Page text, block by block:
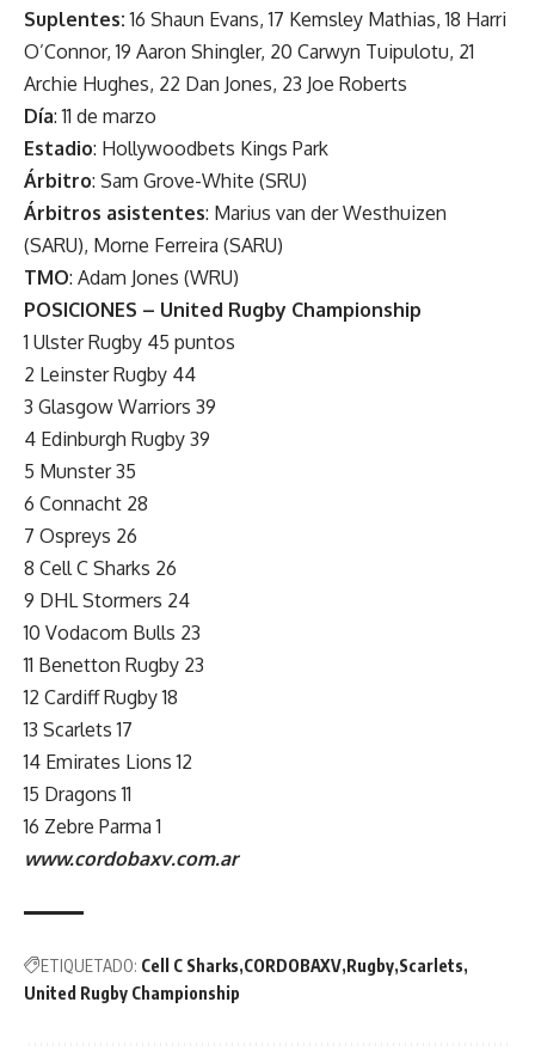
Suplentes: 16 Shaun Evans, 17 Kemsley Mathias, 18 Harri
O’Connor, 19 Aaron Shingler, 20 Carwyn Tuipulotu, 21
Archie Hughes, 22 Dan Jones, 23 Joe Roberts
Día: 11 de marzo
Estadio: Hollywoodbets Kings Park
Árbitro: Sam Grove-White (SRU)
Árbitros asistentes: Marius van der Westhuizen
(SARU), Morne Ferreira (SARU)
TMO: Adam Jones (WRU)
POSICIONES – United Rugby Championship
1 Ulster Rugby 45 puntos
2 Leinster Rugby 44
3 Glasgow Warriors 39
4 Edinburgh Rugby 39
5 Munster 35
6 Connacht 28
7 Ospreys 26
8 Cell C Sharks 26
9 DHL Stormers 24
10 Vodacom Bulls 23
11 Benetton Rugby 23
12 Cardiff Rugby 18
13 Scarlets 17
14 Emirates Lions 12
15 Dragons 11
16 Zebre Parma 1
www.cordobaxv.com.ar
ETIQUETADO: Cell C Sharks CORDOBAXV Rugby Scarlets
United Rugby Championship